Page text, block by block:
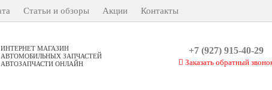
Статьи и обзоры Акции Контакты
ИНТЕРНЕТ МАГАЗИН
АВТОМОБИЛЬНЫХ ЗАПЧАСТЕЙ
АВТОЗАПЧАСТИ ОНЛАЙН
+7 (927) 915-40-29
Заказать обратный